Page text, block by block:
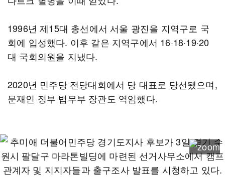
1996년 제15대 총선에서 서울 광진을 지역구로 국
회에 입성했다. 이후 같은 지역구에서 16·18·19·20
대 국회의원을 지냈다.
2020년 민주당 전당대회에서 당 대표로 당선됐으며,
문재인 정부 법무부 장관도 역임했다.